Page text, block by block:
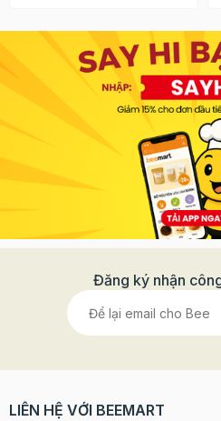
Đăng ký nhận
LIÊN HỆ VỚI BEEMART